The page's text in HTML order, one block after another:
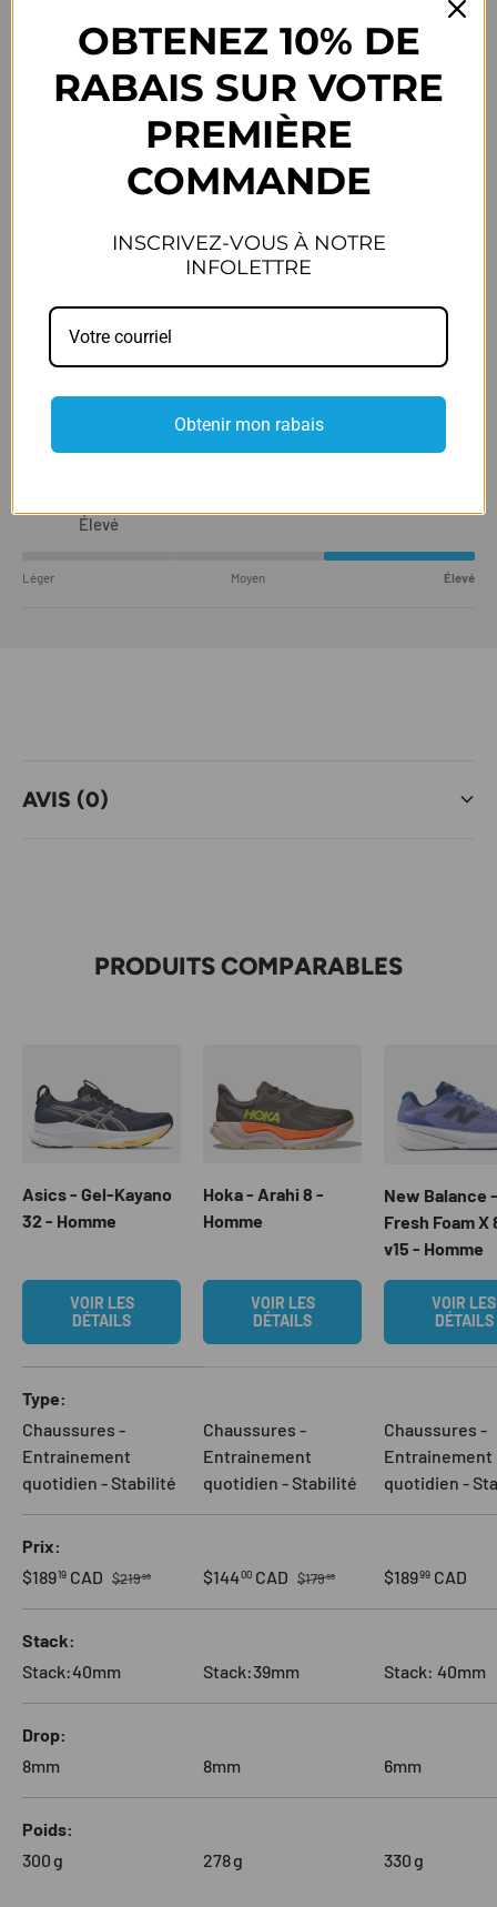
Léger Moyen Lourd Très lourd
Régulier
LARGEUR
Régulière
Étroite Régulière Large
Élevé
Léger Moyen Élevé
AVIS (0)
PRODUITS COMPARABLES
Asics - Gel-Kayano
32 - Homme
VOIR LES
DÉTAILS
Hoka - Arahi 8 -
Homme
VOIR LES
DÉTAILS
New Balance -
Fresh Foam X
v15 - Homme
VOIR LES
DÉTAILS
Type
Chaussures -
Entrainement
quotidien - Stabilité
Chaussures -
Entrainement
quotidien - Stabilité
Chaussures -
Entrainement
quotidien -
Prix
Prix soldé
$18919 CAD Prix habituel
$21999 Prix soldé
$14400 CAD Prix habituel
$17999 Prix habituel
$18999 CAD
Stack
Stack:40mm
Stack:39mm Stack: 40mm
Drop
8mm
8mm 6mm
Poids
300 g 278g 330 g
OBTENEZ 10% DE
RABAIS SUR VOTRE
PREMIÈRE
COMMANDE
INSCRIVEZ-VOUS À NOTRE
INFOLETTRE
Obtenir mon rabais